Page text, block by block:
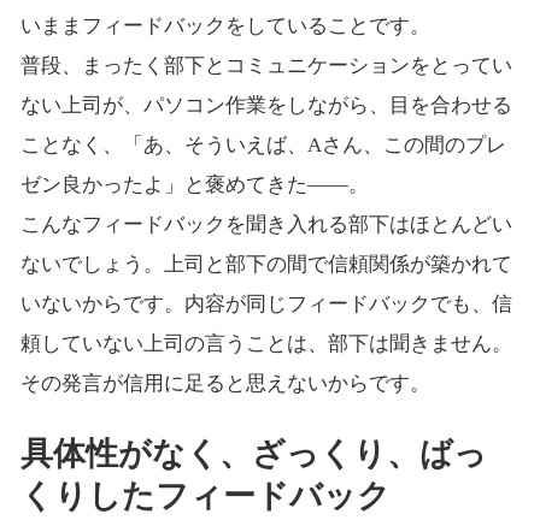
いままフィードバックをしていることです。
普段、まったく部下とコミュニケーションをとってい
ない上司が、パソコン作業をしながら、目を合わせる
ことなく、「あ、そういえば、Aさん、この間のプレ
ゼン良かったよ」と褒めてきた――。
こんなフィードバックを聞き入れる部下はほとんどい
ないでしょう。上司と部下の間で信頼関係が築かれて
いないからです。内容が同じフィードバックでも、信
頼していない上司の言うことは、部下は聞きません。
その発言が信用に足ると思えないからです。
具体性がなく、ざっくり、ばっ
くりしたフィードバック